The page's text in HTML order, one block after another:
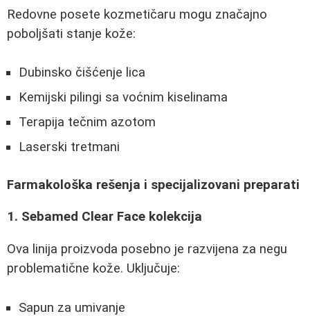
Redovne posete kozmetičaru mogu značajno
poboljšati stanje kože:
Dubinsko čišćenje lica
Kemijski pilingi sa voćnim kiselinama
Terapija tečnim azotom
Laserski tretmani
Farmakološka rešenja i specijalizovani preparati
1. Sebamed Clear Face kolekcija
Ova linija proizvoda posebno je razvijena za negu
problematične kože. Uključuje:
Sapun za umivanje